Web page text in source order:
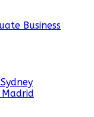
Business